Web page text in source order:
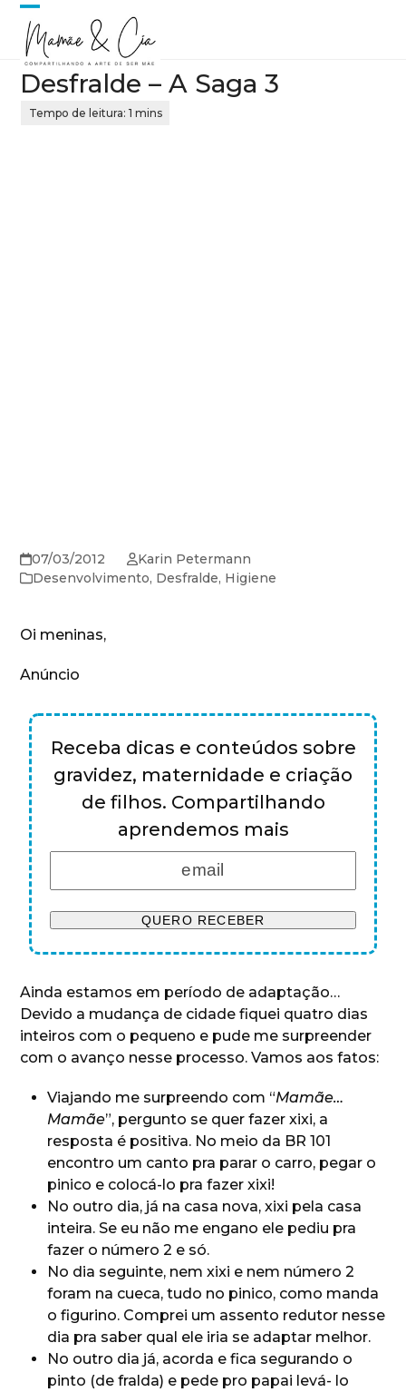
Skip
content
Open
mobile
menu
Close
mobile
menu
Desfralde – A Saga 3
07/03/2012
Karin Petermann
Desenvolvimento, Desfralde, Higiene
Oi meninas,
Anúncio
Receba dicas e conteúdos sobre
gravidez, maternidade e criação
de filhos. Compartilhando
aprendemos mais
Ainda estamos em período de adaptação…
Devido a mudança de cidade fiquei quatro dias
inteiros com o pequeno e pude me surpreender
com o avanço nesse processo. Vamos aos fatos:
Viajando me surpreendo com “Mamãe…
Mamãe”, pergunto se quer fazer xixi, a
resposta é positiva. No meio da BR 101
encontro um canto pra parar o carro, pegar o
pinico e colocá-lo pra fazer xixi!
No outro dia, já na casa nova, xixi pela casa
inteira. Se eu não me engano ele pediu pra
fazer o número 2 e só.
No dia seguinte, nem xixi e nem número 2
foram na cueca, tudo no pinico, como manda
o figurino. Comprei um assento redutor nesse
dia pra saber qual ele iria se adaptar melhor.
No outro dia já, acorda e fica segurando o
pinto (de fralda) e pede pro papai levá- lo